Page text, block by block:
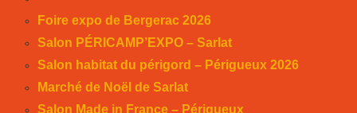
Foire expo de Bergerac 2026
Salon PÉRICAMP’EXPO – Sarlat
Salon habitat du périgord – Périgueux 2026
Marché de Noël de Sarlat
Salon Made in France – Périgueux